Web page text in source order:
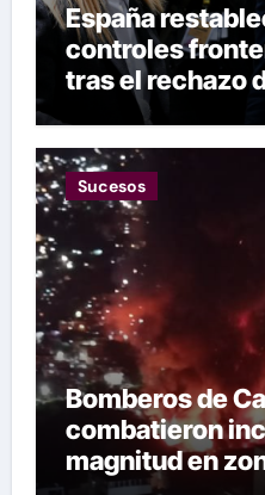
España
controles
tras el rechazo
las restricciones
Sucesos
Bomberos de
combatieron
magnitud en